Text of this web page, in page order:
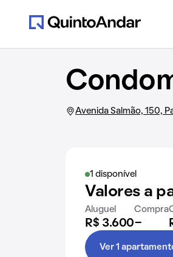
Avenida Salmão, 150,
1 disponível
Valores a
Aluguel
R$ 3.600
Compra
-
Ver 1